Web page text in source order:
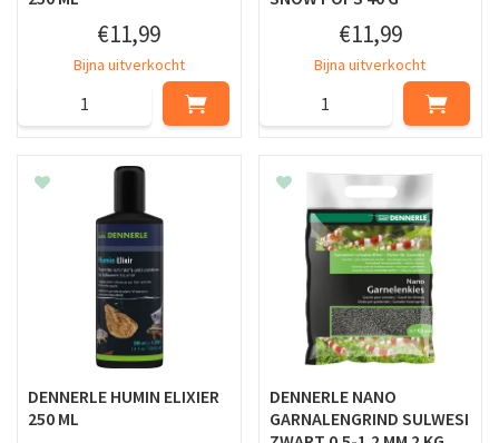
€11,99
Bijna uitverkocht
€11,99
Bijna uitverkocht
DENNERLE HUMIN ELIXIER
250 ML
DENNERLE NANO
GARNALENGRIND SULWESI